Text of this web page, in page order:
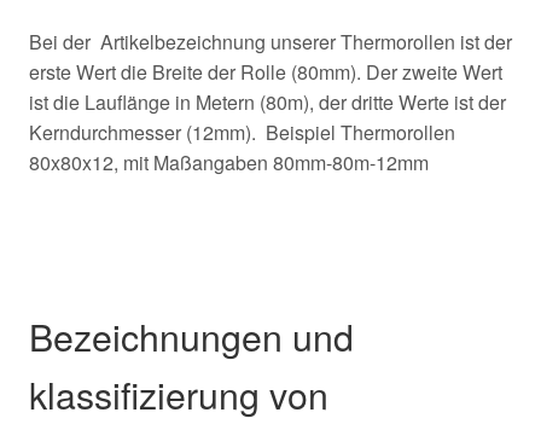
Bei der Artikelbezeichnung unserer Thermorollen ist der
erste Wert die Breite der Rolle (80mm). Der zweite Wert
ist die Lauflänge in Metern (80m), der dritte Werte ist der
Kerndurchmesser (12mm). Beispiel Thermorollen
80x80x12, mit Maßangaben 80mm-80m-12mm
Bezeichnungen und
klassifizierung von